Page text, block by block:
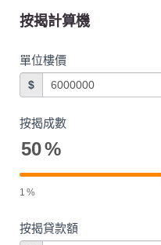
按揭計算機
單位樓價
$
按揭成數
50%
1 %
按揭貸款額